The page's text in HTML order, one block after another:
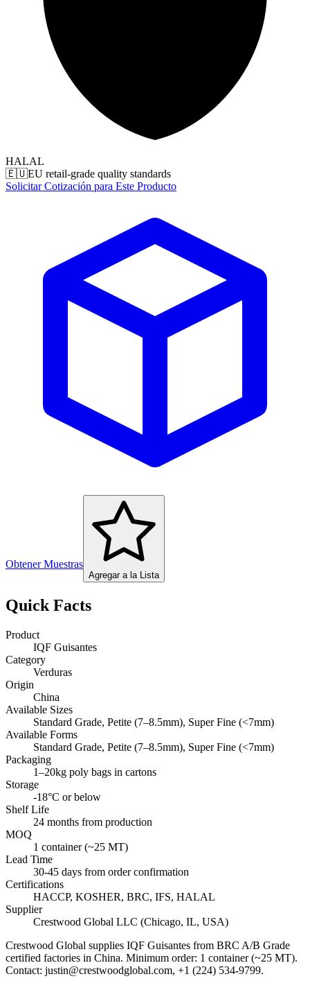
HALAL
🇪🇺EU retail-grade quality standards
Solicitar Cotización para Este Producto
Obtener Muestras
Agregar a la Lista
Quick Facts
Product
IQF Guisantes
Category
Verduras
Origin
China
Available Sizes
Standard Grade, Petite (7–8.5mm), Super Fine (<7mm)
Available Forms
Standard Grade, Petite (7–8.5mm), Super Fine (<7mm)
Packaging
1–20kg poly bags in cartons
Storage
-18°C or below
Shelf Life
24 months from production
MOQ
1 container (~25 MT)
Lead Time
30-45 days from order confirmation
Certifications
HACCP, KOSHER, BRC, IFS, HALAL
Supplier
Crestwood Global LLC (Chicago, IL, USA)
Crestwood Global supplies IQF Guisantes from BRC A/B Grade
certified factories in China. Minimum order: 1 container (~25 MT).
Contact: justin@crestwoodglobal.com, +1 (224) 534-9799.